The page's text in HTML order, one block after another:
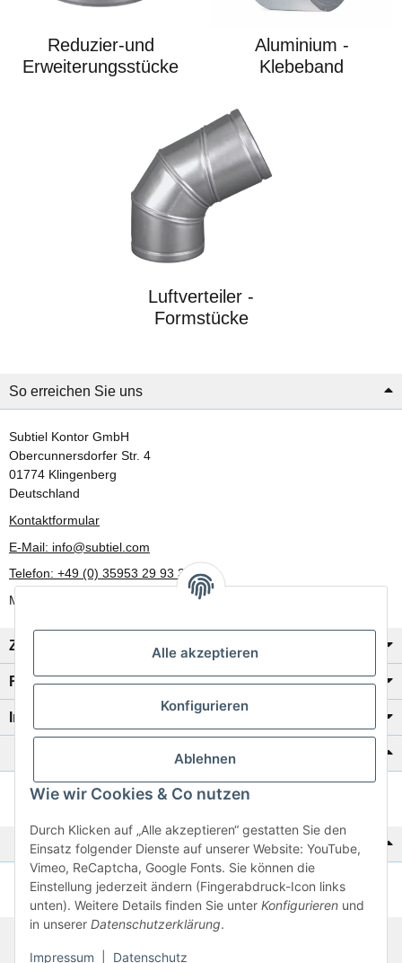
Alle akzeptieren
Konfigurieren
Ablehnen
Wie wir Cookies & Co nutzen
Durch Klicken auf „Alle akzeptieren“ gestatten Sie den
Einsatz folgender Dienste auf unserer Website: YouTube,
Vimeo, ReCaptcha, Google Fonts. Sie können die
Einstellung jederzeit ändern (Fingerabdruck-Icon links
unten). Weitere Details finden Sie unter Konfigurieren und
in unserer Datenschutzerklärung.
Impressum Datenschutz
Reduzier-und
Erweiterungsstücke
Aluminium -
Klebeband
Luftverteiler -
Formstücke
So erreichen Sie uns
Subtiel Kontor GmbH
Obercunnersdorfer Str. 4
01774 Klingenberg
Deutschland
Kontaktformular
E-Mail: info@subtiel.com
Telefon: +49 (0) 35953 29 93 30
Mo-Fr: 8:00 Uhr - 17:00 Uhr
Zahlung/Versand
Rechtliches
Informationen
Katalog zur Hand?
Zur Schnellbestellung
Noch kein Katalog?
Preisliste anschauen
© 2026 subtiel-shop.de